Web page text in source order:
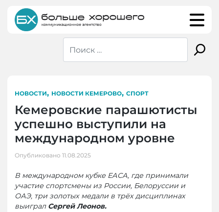
content
НОВОСТИ, НОВОСТИ КЕМЕРОВО, СПОРТ
Кемеровские парашютисты
успешно выступили на
международном уровне
Опубликовано 11.08.2025
В международном кубке ЕАСА, где принимали
участие спортсмены из России, Белоруссии и
ОАЭ, три золотых медали в трёх дисциплинах
выиграл Сергей Леонов.